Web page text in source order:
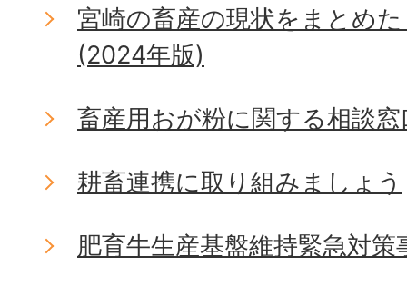
宮崎の畜産の現状をまとめ
(2024年版)
畜産用おが粉に関する相談
耕畜連携に取り組みましょう
肥育牛生産基盤維持緊急対策